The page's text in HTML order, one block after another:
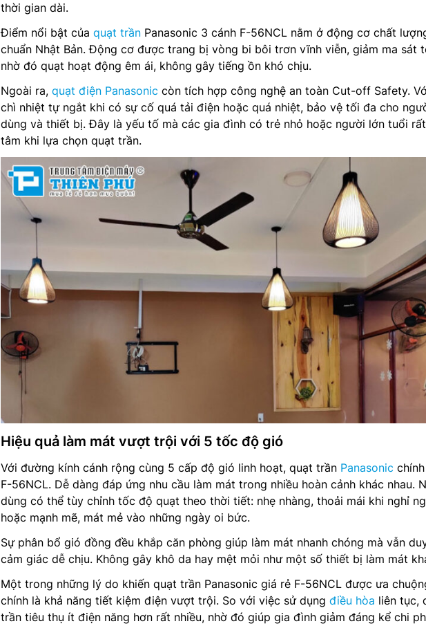
thời gian dài.
Điểm nổi bật của quạt trần Panasonic 3 cánh F-56NCL nằm ở động cơ chất
chuẩn Nhật Bản. Động cơ được trang bị vòng bi bôi trơn vĩnh viễn, giảm ma sát
nhờ đó quạt hoạt động êm ái, không gây tiếng ồn khó chịu.
Ngoài ra, quạt điện Panasonic còn tích hợp công nghệ an toàn Cut-off Safety.
chì nhiệt tự ngắt khi có sự cố quá tải điện hoặc quá nhiệt, bảo vệ tối đa cho
dùng và thiết bị. Đây là yếu tố mà các gia đình có trẻ nhỏ hoặc người lớn tuổi
tâm khi lựa chọn quạt trần.
Hiệu quả làm mát vượt trội với 5 tốc độ gió
Với đường kính cánh rộng cùng 5 cấp độ gió linh hoạt, quạt trần Panasonic
F-56NCL. Dễ dàng đáp ứng nhu cầu làm mát trong nhiều hoàn cảnh khác nhau.
dùng có thể tùy chỉnh tốc độ quạt theo thời tiết: nhẹ nhàng, thoải mái khi nghỉ
hoặc mạnh mẽ, mát mẻ vào những ngày oi bức.
Sự phân bổ gió đồng đều khắp căn phòng giúp làm mát nhanh chóng mà vẫn
cảm giác dễ chịu. Không gây khô da hay mệt mỏi như một số thiết bị làm mát
Một trong những lý do khiến quạt trần Panasonic giá rẻ F-56NCL được ưa
chính là khả năng tiết kiệm điện vượt trội. So với việc sử dụng điều hòa liên tục,
trần tiêu thụ ít điện năng hơn rất nhiều, nhờ đó giúp gia đình giảm đáng kể chi